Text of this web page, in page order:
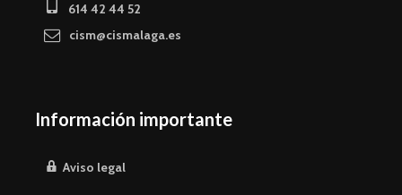
614 42 44 52
cism@cismalaga.es
Información importante
Aviso legal